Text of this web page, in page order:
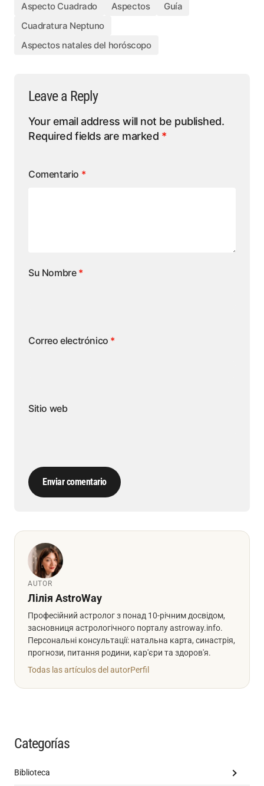
Aspecto Cuadrado Aspectos
Guía
Cuadratura Neptuno
Aspectos natales del horóscopo
Leave a Reply
Your email address will not be published.
Required fields are marked *
Comentario *
Su Nombre *
Correo electrónico *
Sitio web
Enviar comentario
AUTOR
Лілія AstroWay
Професійний астролог з понад 10-річним досвідом,
засновниця астрологічного порталу astroway.info.
Персональні консультації: натальна карта, синастрія,
прогнози, питання родини, кар'єри та здоров'я.
Todas las artículos del autorPerfil
Categorías
Biblioteca